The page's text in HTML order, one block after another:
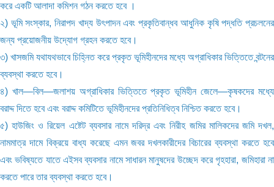
করে একটি আলাদা কমিশন গঠন করতে হবে ।
২) ভূমি সংস্কার, নিরাপদ খাদ্য উৎপাদন এবং প্রকৃতিবান্ধব আধুনিক কৃষি পদ্ধতি প্রচলনের
জন্য প্রয়োজনীয় উদ্যোগ গ্রহন করতে হবে।
৩) খাসজমি যথাযথভাবে চিহ্নিত করে প্রকৃত ভূমিহীনদের মধ্যে অগ্রাধিকার ভিত্তিতে বন্টনের
ব্যবস্থা করতে হবে।
৪) খাল—বিল—জলাশয় অগ্রাধিকার ভিত্তিতে প্রকৃত ভূমিহীন জেলে—কৃষকদের মধ্যে
বরাদ্দ দিতে হবে এবং বরাদ্দ কমিটিতে ভূমিহীনদের প্রতিনিধিত্ব নিশ্চিত করতে হবে।
৫) হাউজিং ও রিয়েল এষ্টেট ব্যবসার নামে দরিদ্র এবং নিরীহ জমির মালিকদের জমি দখল,
নামমাত্র দামে বিক্রয়ে বাধ্য করেছে এমন জবর দখলকারীদের বিচারের ব্যবস্থা করতে হবে
এবং ভবিষ্যতে যাতে এইসব ব্যবসার নামে সাধারন মানুষদের উচ্ছেদ করে গৃহহারা, জমিহারা না
করতে পারে তার ব্যবস্থা করতে হবে।